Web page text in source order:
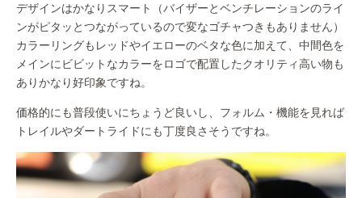
デザインはかなりスマート（バイザーとベンチレーションのライ
ンがピタッとつながっているので変なゴチャつきもありません）
カラーリングもレッドやイエローのベタな色に加えて、中間色を
メインにビビットなカラーをロゴで配置したクオリティ高い物も
ありかなり好印象ですね。
価格的にも普段使いにちょうど良いし、フォルム・機能を見れば
トレイルやダートライドにも丁度良さそうですね。